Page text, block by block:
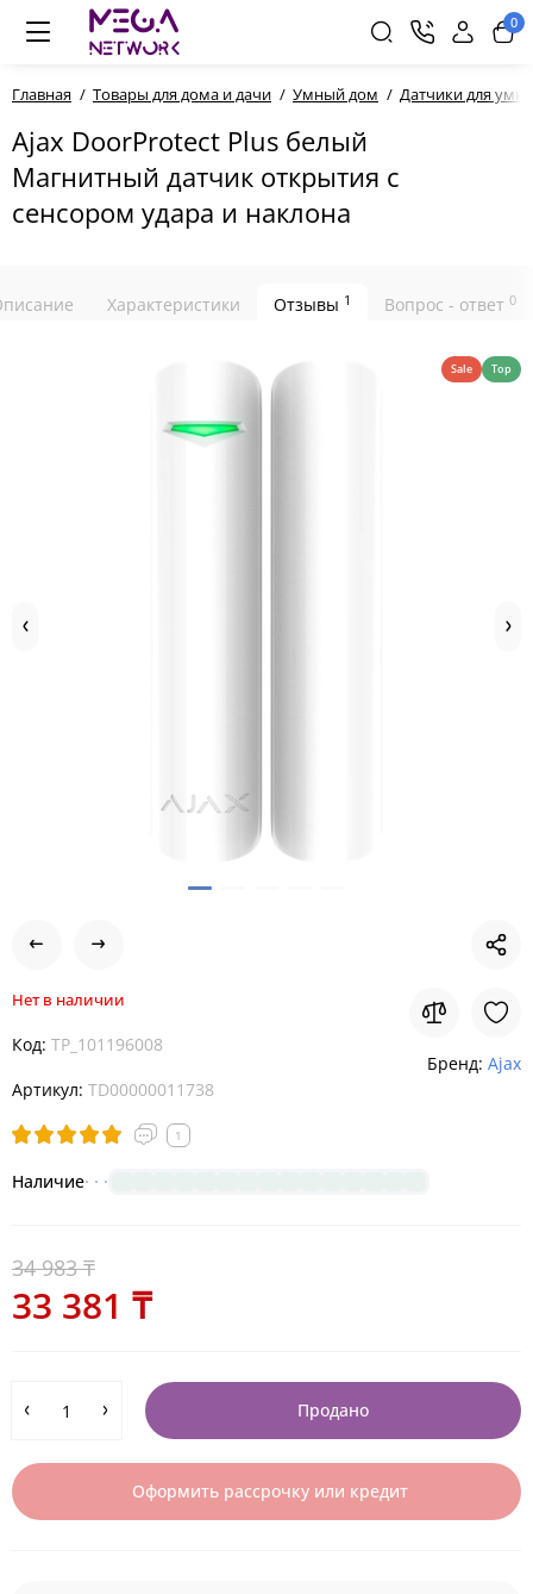
0
Главная Товары для дома и дачи Умный дом Датчики для
Ajax DoorProtect Plus белый
Магнитный датчик открытия с
сенсором удара и наклона
Характеристики Отзывы 1 Вопрос - ответ 0
Sale Top
Нет в наличии
Код: TP_101196008
Артикул: TD00000011738
1
Наличие
Бренд: Ajax
34 983 ₸
33 381 ₸
Продано
Оформить рассрочку или кредит